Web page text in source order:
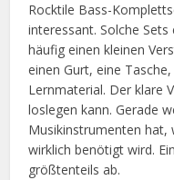
Rocktile Bass-
interessant. Solche
häufig einen kleinen
einen Gurt, eine
Lernmaterial. Der klare
loslegen kann. Gerade
Musikinstrumenten
wirklich benötigt wird.
größtenteils ab.